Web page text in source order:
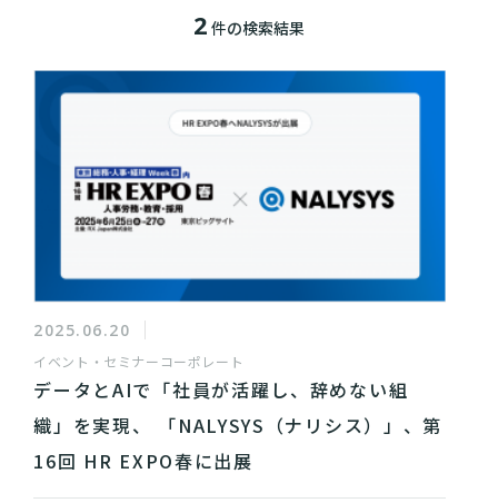
2 件の検索結果
2025.06.20
イベント・セミナー コーポレート
データとAIで「社員が活躍し、辞めない組
織」を実現、 「NALYSYS（ナリシス）」、第
16回 HR EXPO春に出展